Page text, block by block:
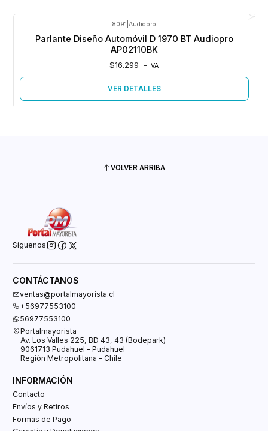
8091 Audiopro
Parlante Diseño Automóvil D 1970 BT Audiopro
AP02110BK
$16.299 + IVA
VER DETALLES
VOLVER ARRIBA
Síguenos
CONTÁCTANOS
ventas@portalmayorista.cl
+56977553100
56977553100
Portalmayorista
Av. Los Valles 225, BD 43, 43 (Bodepark)
9061713 Pudahuel - Pudahuel
Región Metropolitana - Chile
INFORMACIÓN
Contacto
Envíos y Retiros
Formas de Pago